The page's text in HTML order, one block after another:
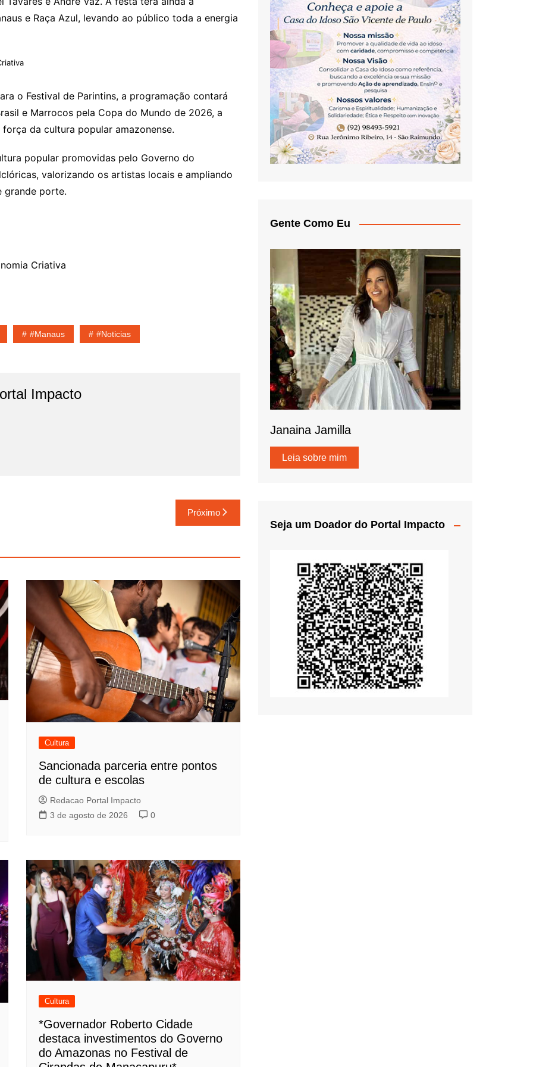
e Raça Azul, levando ao público toda a energia
o Festival de Parintins, a programação contará
e Marrocos pela Copa do Mundo de 2026, a
da cultura popular amazonense.
popular promovidas pelo Governo do
valorizando os artistas locais e ampliando
grande porte.
Criativa
#Manaus #noticias
Impacto
Próximo
Cultura
Sancionada parceria entre pontos
de cultura e escolas
Redacao Portal Impacto
3 de agosto de 2026
0
Cultura
*Governador Roberto Cidade
destaca investimentos do Governo
do Amazonas no Festival de
Gente Como Eu
Janaina Jamilla
Leia sobre mim
Seja um Doador do Portal Impacto